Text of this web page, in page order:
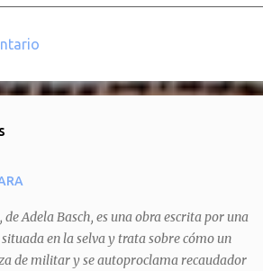
Adela Basch, es una obra escrita por una
en la selva y trata sobre cómo un
de militar y se autoproclama recaudador